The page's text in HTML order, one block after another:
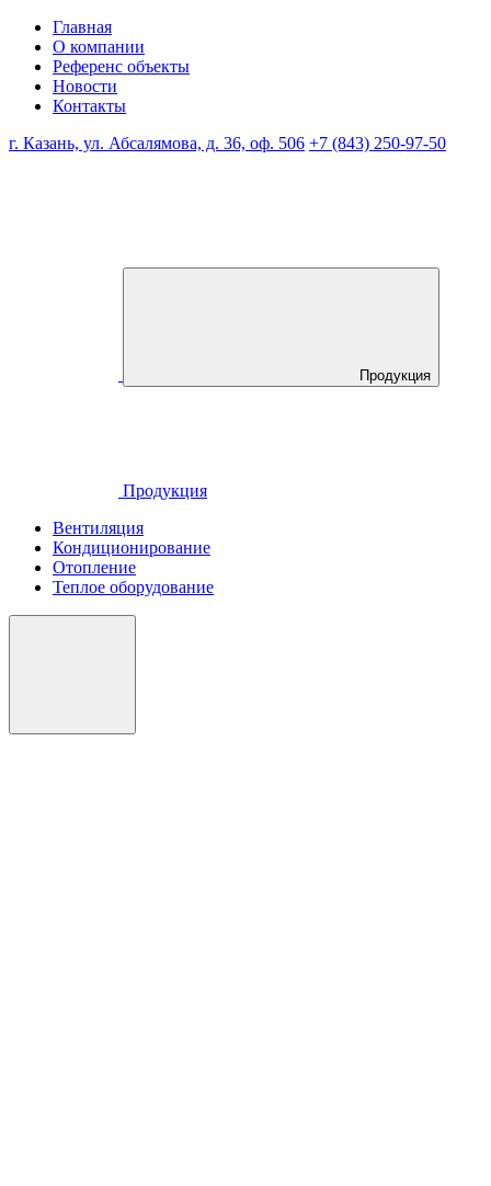
Главная
О компании
Референс объекты
Новости
Контакты
г. Казань, ул. Абсалямова, д. 36, оф. 506 +7 (843) 250-97-50
Продукция
Продукция
Вентиляция
Кондиционирование
Отопление
Теплое оборудование